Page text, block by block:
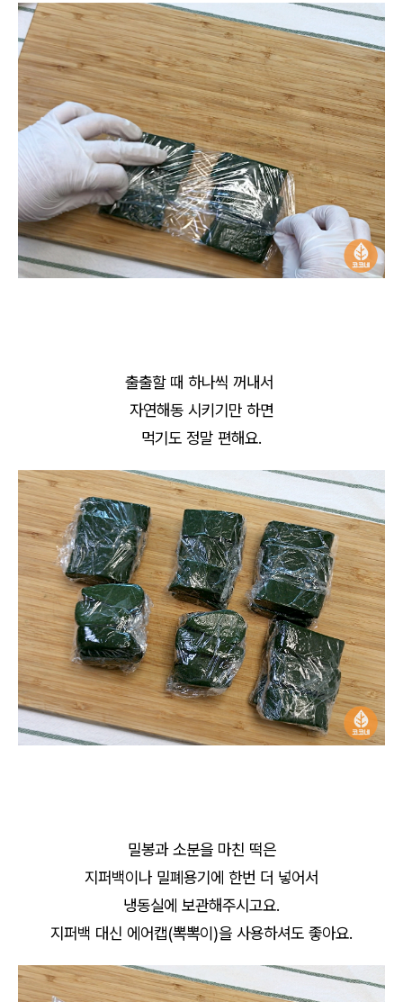
출출할 때 하나씩 꺼내서
자연해동 시키기만 하면
먹기도 정말 편해요.
밀봉과 소분을 마친 떡은
지퍼백이나 밀폐용기에 한번 더 넣어서
냉동실에 보관해주시고요.
지퍼백 대신 에어캡(뽁뽁이)을 사용하셔도 좋아요.